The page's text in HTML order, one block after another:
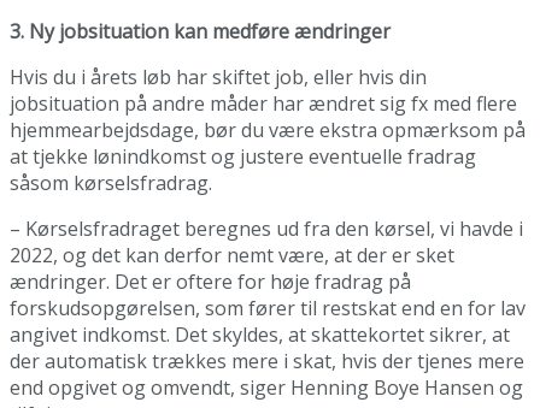
3. Ny jobsituation kan medføre ændringer
Hvis du i årets løb har skiftet job, eller hvis din
jobsituation på andre måder har ændret sig fx med flere
hjemmearbejdsdage, bør du være ekstra opmærksom på
at tjekke lønindkomst og justere eventuelle fradrag
såsom kørselsfradrag.
– Kørselsfradraget beregnes ud fra den kørsel, vi havde i
2022, og det kan derfor nemt være, at der er sket
ændringer. Det er oftere for høje fradrag på
forskudsopgørelsen, som fører til restskat end en for lav
angivet indkomst. Det skyldes, at skattekortet sikrer, at
der automatisk trækkes mere i skat, hvis der tjenes mere
end opgivet og omvendt, siger Henning Boye Hansen og